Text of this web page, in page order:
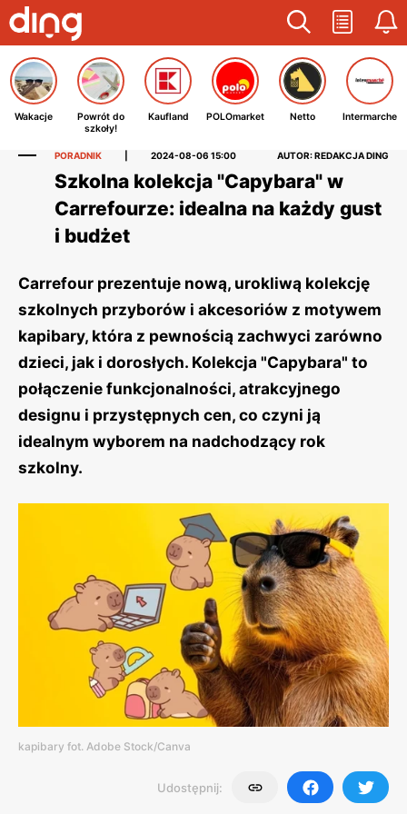
Wakacje
Powrót do
szkoły!
Kaufland POLOmarket Netto Intermarche
PORADNIK 2024-08-06 15:00 AUTOR: REDAKCJA DING
Szkolna kolekcja "Capybara" w
Carrefourze: idealna na każdy gust
i budżet
Carrefour prezentuje nową, urokliwą kolekcję
szkolnych przyborów i akcesoriów z motywem
kapibary, która z pewnością zachwyci zarówno
dzieci, jak i dorosłych. Kolekcja "Capybara" to
połączenie funkcjonalności, atrakcyjnego
designu i przystępnych cen, co czyni ją
idealnym wyborem na nadchodzący rok
szkolny.
kapibary fot. Adobe Stock/Canva
Udostępnij: